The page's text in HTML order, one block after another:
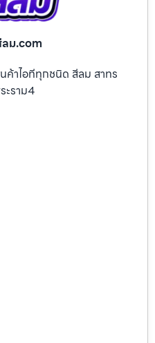
ม.com
ค้าไอทีทุกชนิด สีลม สาทร
ะราม4